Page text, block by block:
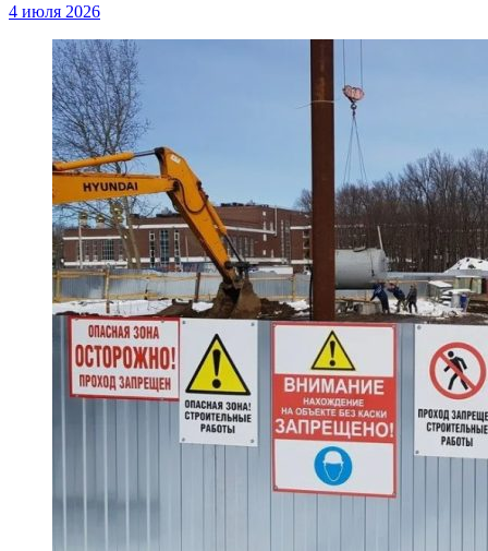
4 июля 2026